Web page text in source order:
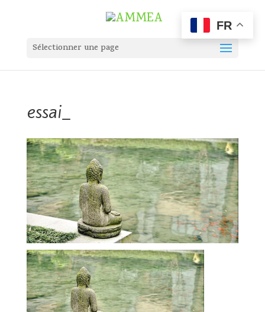
Sélectionner une page
essai_
FR